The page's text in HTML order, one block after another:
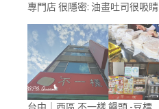
專門店 很隱密: 油畫吐司很吸睛